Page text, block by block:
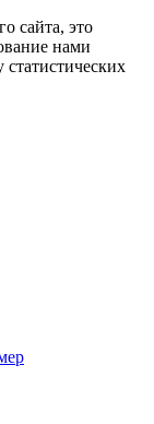
сайта, это
нами